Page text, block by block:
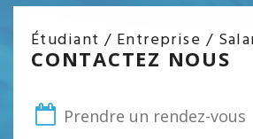
Étudiant / Entreprise /
CONTACTEZ NOUS
Prendre un rendez-vous